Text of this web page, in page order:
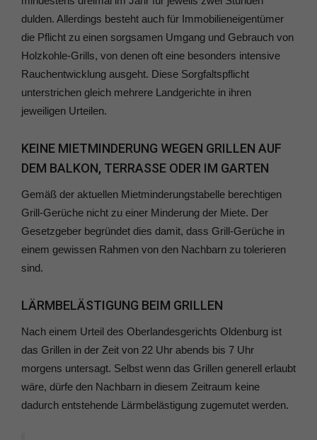
dulden. Allerdings besteht auch für Immobilieneigentümer
die Pflicht zu einen sorgsamen Umgang und Gebrauch von
Holzkohle-Grills, von denen oft eine besonders intensive
Rauchentwicklung ausgeht. Diese Sorgfaltspflicht
unterstrichen gleich mehrere Landgerichte in ihren
jeweiligen Urteilen.
KEINE MIETMINDERUNG WEGEN GRILLEN AUF
DEM BALKON, TERRASSE ODER IM GARTEN
Gemäß der aktuellen Mietminderungstabelle berechtigen
Grill-Gerüche nicht zu einer Minderung der Miete. Der
Gesetzgeber begründet dies damit, dass Grill-Gerüche in
einem gewissen Rahmen von den Nachbarn zu tolerieren
sind.
LÄRMBELÄSTIGUNG BEIM GRILLEN
Nach einem Urteil des Oberlandesgerichts Oldenburg ist
das Grillen in der Zeit von 22 Uhr abends bis 7 Uhr
morgens untersagt. Selbst wenn das Grillen generell erlaubt
wäre, dürfe den Nachbarn in diesem Zeitraum keine
dadurch entstehende Lärmbelästigung zugemutet werden.